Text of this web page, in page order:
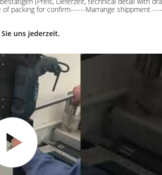
packing for confirm------Marrange shippment
uns jederzeit.